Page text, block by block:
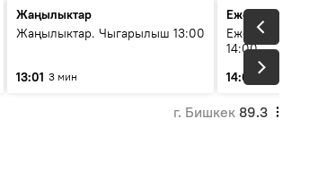
Жаңылыктар
Жаңылыктар. Чыгарылыш 13:00
13:01 3 мин
Ежедневные
Ежедневные
14:00
14:01
3 мин
г. Бишкек 89.3